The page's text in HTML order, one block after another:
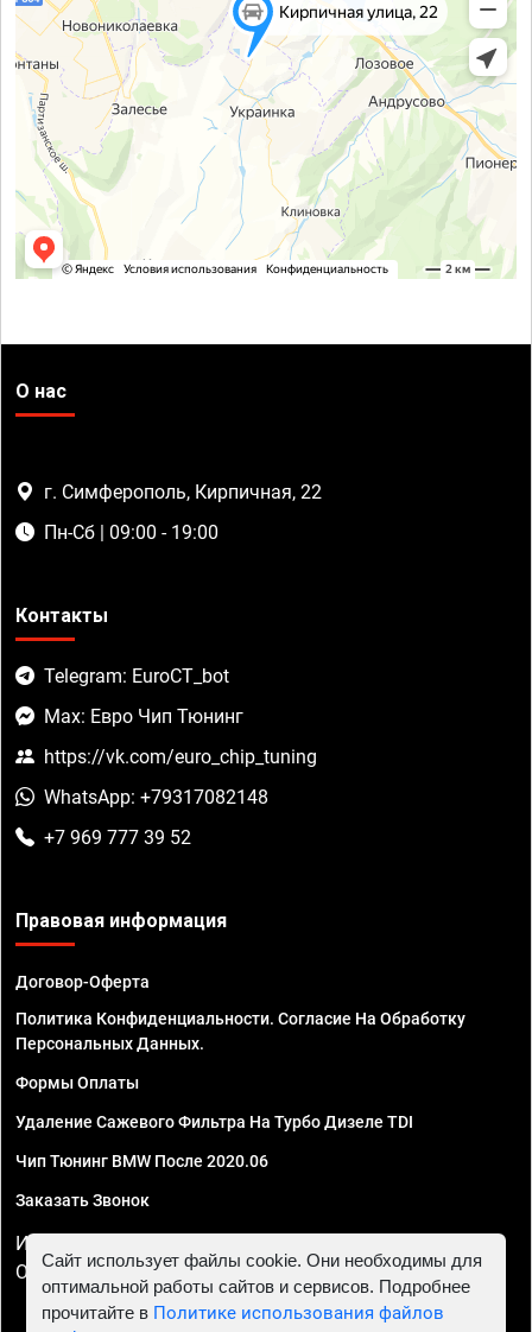
О нас
г. Симферополь, Кирпичная, 22
Пн-Сб | 09:00 - 19:00
Контакты
Telegram: EuroCT_bot
Max: Евро Чип Тюнинг
https://vk.com/euro_chip_tuning
WhatsApp: +79317082148
+7 969 777 39 52
Правовая информация
Договор-Оферта
Политика Конфиденциальности. Согласие На Обработку
Персональных Данных.
Формы Оплаты
Удаление Сажевого Фильтра На Турбо Дизеле TDI
Чип Тюнинг BMW После 2020.06
Заказать Звонок
ИП Смирнов Георгий Павлович. ИНН 781302555843,
ОГРНИП 324470400032610
Сайт использует файлы cookie. Они необходимы для
оптимальной работы сайтов и сервисов. Подробнее
прочитайте в Политике использования файлов